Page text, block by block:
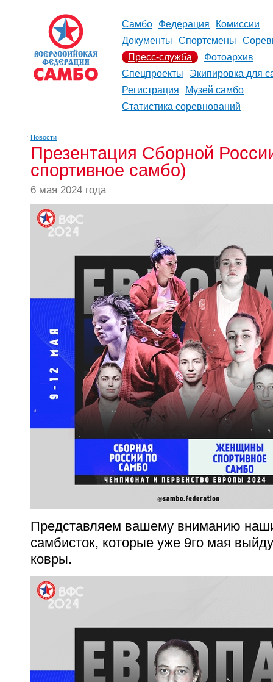
Самбо Федерация
Комиссии
Документы
Спортсмены
Пресс-служба
Фотоархив
Спецпроекты
Экипировка для
Регистрация
Музей самбо
Статистика соревнований
↑ Новости
Презентация Сборной
спортивное самбо)
6 мая 2024 года
Представляем вашему вниманию
самбисток, которые уже 9го мая
ковры.